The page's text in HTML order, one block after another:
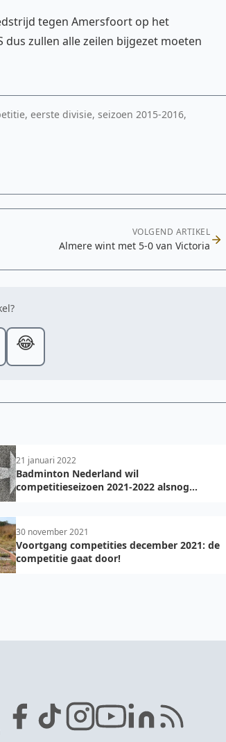
tegen Amersfoort op het
zullen alle zeilen bijgezet moeten
eerste divisie, seizoen 2015-2016,
VOLGEND ARTIKEL
Almere wint met 5-0 van Victoria
😂
21 januari 2022
Badminton Nederland wil
competitieseizoen 2021-2022 alsnog
30 november 2021
Voortgang competities december 2021: de
competitie gaat door!